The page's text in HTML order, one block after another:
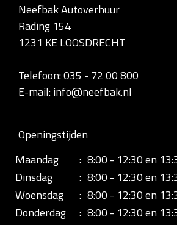
Neefbak Autoverhuur
Rading 154
1231 KE LOOSDRECHT
Telefoon: 035 - 72 00 800
E-mail: info@neefbak.nl
Openingstijden
Maandag
: 8:00 - 12:30 en
Dinsdag
: 8:00 - 12:30 en
Woensdag
: 8:00 - 12:30 en
Donderdag
: 8:00 - 12:30 en